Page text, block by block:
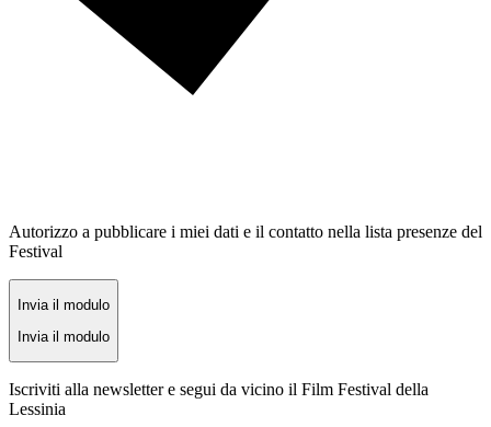
Autorizzo a pubblicare i miei dati e il contatto nella lista presenze del
Festival
Invia il modulo
Invia il modulo
Iscriviti alla newsletter e segui da vicino il Film Festival della
Lessinia